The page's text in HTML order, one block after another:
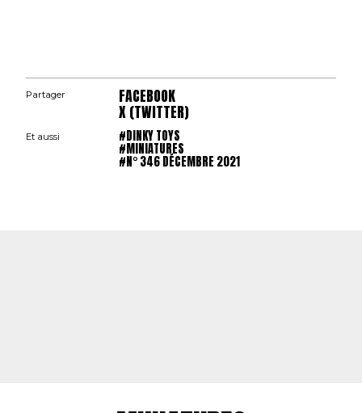
Partager FACEBOOK
X (TWITTER)
Et aussi #DINKY TOYS
#MINIATURES
#N° 346 DÉCEMBRE 2021